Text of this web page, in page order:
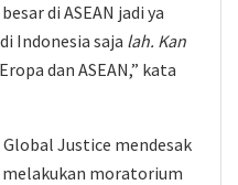
di ASEAN jadi ya
Indonesia saja lah. Kan
dan ASEAN,” kata
Justice mendesak
moratorium